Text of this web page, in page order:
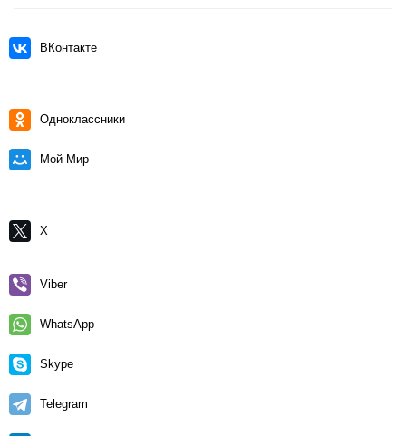
ВКонтакте
Одноклассники
Мой Мир
X
Viber
WhatsApp
Skype
Telegram